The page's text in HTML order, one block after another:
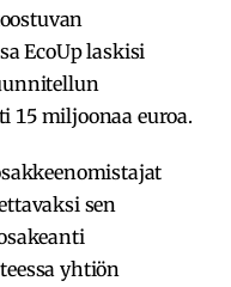
EcoUp laskisi
15 miljoonaa euroa.
sen
yhtiön